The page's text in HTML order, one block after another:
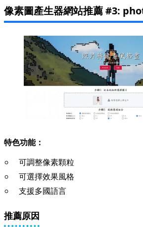
像素圖產生器網站推薦 #3:
特色功能：
可調整像素顆粒
可選擇效果風格
支援多國語言
推薦原因